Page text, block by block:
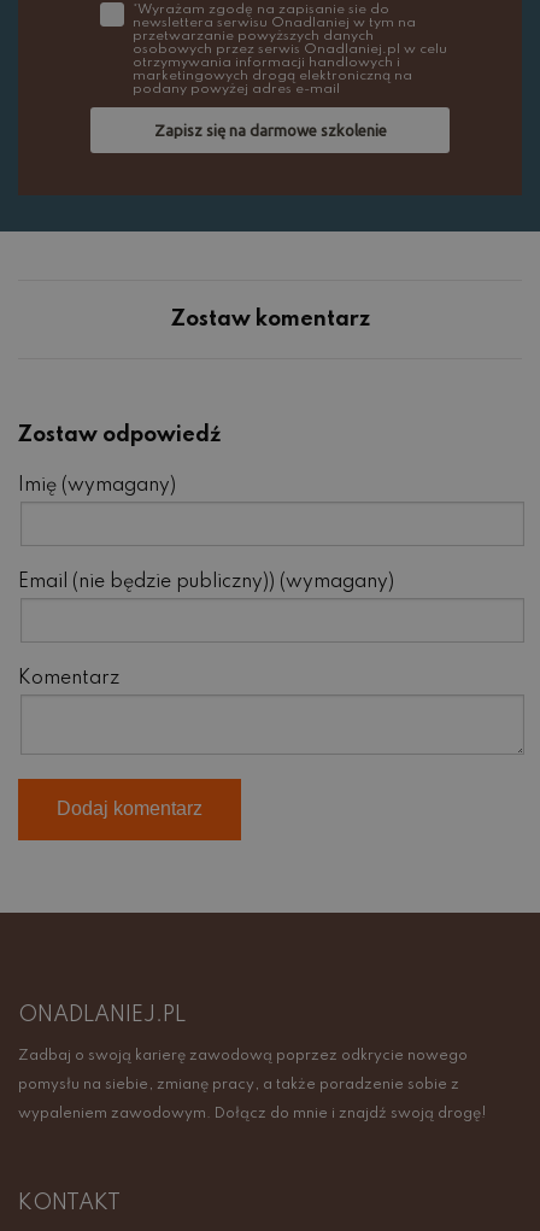
*Wyrażam zgodę na zapisanie sie do
newslettera serwisu Onadlaniej w tym na
przetwarzanie powyższych danych
osobowych przez serwis Onadlaniej.pl w celu
otrzymywania informacji handlowych i
marketingowych drogą elektroniczną na
podany powyżej adres e-mail
Zapisz się na darmowe szkolenie
Zostaw komentarz
Zostaw odpowiedź
Imię (wymagany)
Email (nie będzie publiczny)) (wymagany)
Komentarz
ONADLANIEJ.PL
Zadbaj o swoją karierę zawodową poprzez odkrycie nowego
pomysłu na siebie, zmianę pracy, a także poradzenie sobie z
wypaleniem zawodowym. Dołącz do mnie i znajdź swoją drogę!
KONTAKT